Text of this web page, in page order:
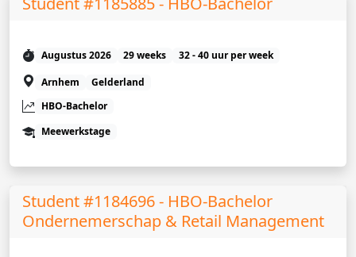
Augustus 2026 29 weeks
32 - 40 uur per week
Arnhem
Gelderland
HBO-Bachelor
Meewerkstage
Student #1184696 - HBO-Bachelor
Ondernemerschap & Retail Management